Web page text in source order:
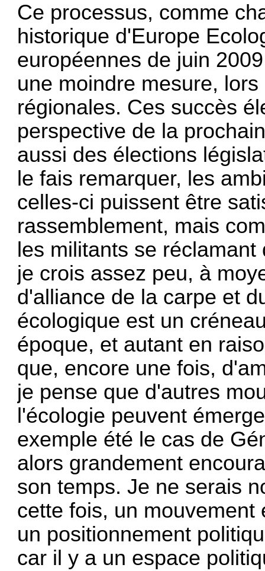
Ce processus, comme
historique d'Europe
européennes de juin
une moindre mesure,
régionales. Ces succès
perspective de la
aussi des élections
le fais remarquer, les
celles-ci puissent être
rassemblement, mais
les militants se
je crois assez peu, à
d'alliance de la carpe et
écologique est un
époque, et autant en
que, encore une fois,
je pense que d'autres
l'écologie peuvent
exemple été le cas de
alors grandement
son temps. Je ne serais
cette fois, un
un positionnement
car il y a un espace